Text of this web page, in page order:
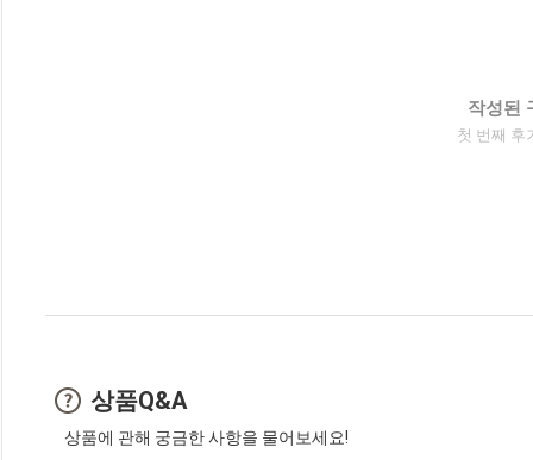
작성된
첫 번째 후
상품Q&A
상품에 관해 궁금한 사항을 물어보세요!